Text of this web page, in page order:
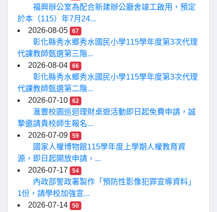
福興辦公室為配合新建辦公廳舍竣工啟用，預定
於本（115）年7月24...
2026-08-05
67
彰化縣秀水鄉秀水國民小學115學年度第3次代理
代課教師甄選第三階...
2026-08-04
66
彰化縣秀水鄉秀水國民小學115學年度第3次代理
代課教師甄選第二階...
2026-07-10
62
滙豐校園巡迴理財桌遊活動即日起免費申請，誠
摯邀請貴校師生報名...
2026-07-09
59
國家人權博物館115學年度上學期人權教育資
源，即日起開放申請，...
2026-07-17
54
內政部警政署製作「預防性影像犯罪宣導資料」
1份，請學校加強宣...
2026-07-14
50